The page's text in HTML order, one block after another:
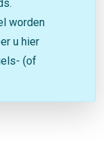
worden
u hier
(of